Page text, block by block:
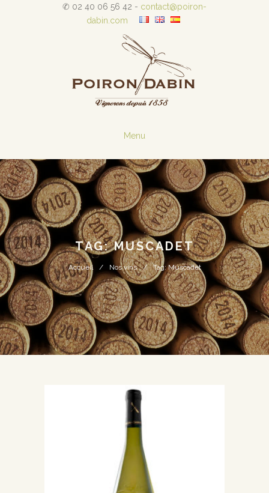
✆ 02 40 06 56 42 - contact@poiron-
dabin.com
Menu
TAG: MUSCADET
Accueil Nos vins Tag: Muscadet